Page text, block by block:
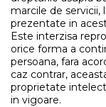
marcile de
prezentate in
Este interzisa
orice forma a
persoana, fara
caz contrar,
proprietate
in vigoare.